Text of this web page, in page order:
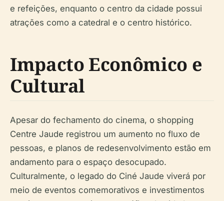
e refeições, enquanto o centro da cidade possui
atrações como a catedral e o centro histórico.
Impacto Econômico e
Cultural
Apesar do fechamento do cinema, o shopping
Centre Jaude registrou um aumento no fluxo de
pessoas, e planos de redesenvolvimento estão em
andamento para o espaço desocupado.
Culturalmente, o legado do Ciné Jaude viverá por
meio de eventos comemorativos e investimentos